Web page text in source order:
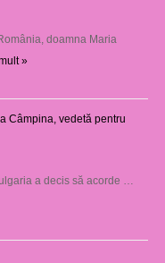
doamna Maria
»
Câmpina, vedetă pentru
a decis să acorde …